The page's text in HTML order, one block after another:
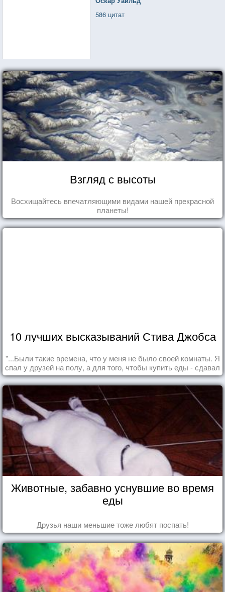
586 цитат
Взгляд с высоты
Восхищайтесь впечатляющими видами нашей прекрасной
планеты!
10 лучших высказываний Стива Джобса
"...Были такие времена, что у меня не было своей комнаты. Я
спал у друзей на полу, а для того, чтобы купить еды - сдавал
бутылки из под кока-колы"
Животные, забавно уснувшие во время
еды
Друзья наши меньшие тоже любят поспать!